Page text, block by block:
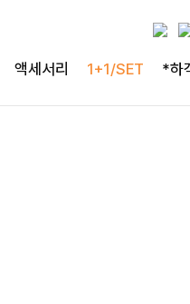
액세서리 1+1/SET *하
두가지 컬러 데
룬카일 스트라이프셔츠